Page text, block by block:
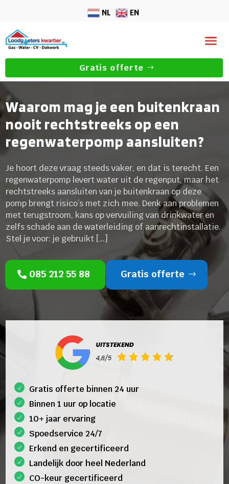
NL EN
Gratis offerte
Waarom mag je een buitenkraan
nooit rechtstreeks op een
regenwaterpomp aansluiten?
Je hoort deze vraag steeds vaker, en dat is terecht. Een
regenwaterpomp levert water uit de regenput, maar het
rechtstreeks aansluiten van je buitenkraan op deze
pomp brengt risico’s met zich mee. Denk aan problemen
met terugstroom, kans op vervuiling van drinkwater en
zelfs schade aan de waterleiding of aanrechtinstallatie.
Stel je voor: je gebruikt […]
085 212 55 88 Gratis offerte
Gratis offerte binnen 24 uur
Binnen 1 uur op locatie
10+ jaar ervaring
Spoedservice 24/7
Erkend en gecertificeerd
Landelijk door heel Nederland
CO-keur gecertificeerd